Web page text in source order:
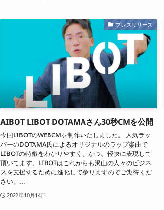
プレスリリース
AIBOT LIBOT DOTAMAさん30秒CMを公開
今回LIBOTのWEBCMを制作いたしました。 人気ラッ
パーのDOTAMA氏によるオリジナルのラップ楽曲で
LIBOTの特徴をわかりやすく、かつ、軽快に表現して
頂いてます。LIBOTはこれからも沢山の人々のビジネ
スを支援するために進化して参りますのでご期待くだ
さい。...
2022年10月14日